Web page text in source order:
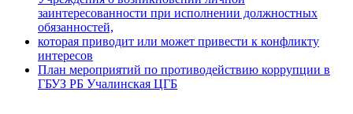
заинтересованности при исполнении должностных
обязанностей,
которая приводит или может привести к конфликту
интересов
План мероприятий по противодействию коррупции в
ГБУЗ РБ Учалинская ЦГБ